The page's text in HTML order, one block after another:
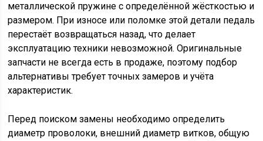
металлической пружине с определённой жёсткостью и
размером. При износе или поломке этой детали педаль
перестаёт возвращаться назад, что делает
эксплуатацию техники невозможной. Оригинальные
запчасти не всегда есть в продаже, поэтому подбор
альтернативы требует точных замеров и учёта
характеристик.
Перед поиском замены необходимо определить
диаметр проволоки, внешний диаметр витков, общую